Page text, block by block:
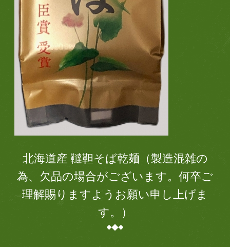
北海道産 韃靼そば乾麺（製造混雑の
為、欠品の場合がございます。何卒ご
理解賜りますようお願い申し上げま
す。）